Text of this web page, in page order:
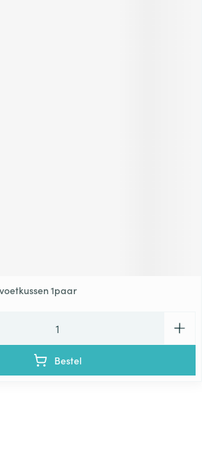
1paar
Bestel